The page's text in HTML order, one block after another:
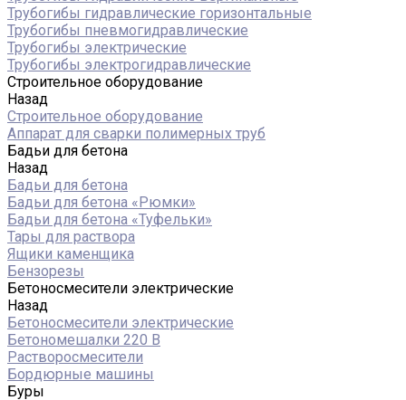
Трубогибы гидравлические горизонтальные
Трубогибы пневмогидравлические
Трубогибы электрические
Трубогибы электрогидравлические
Строительное оборудование
Назад
Строительное оборудование
Аппарат для сварки полимерных труб
Бадьи для бетона
Назад
Бадьи для бетона
Бадьи для бетона «Рюмки»
Бадьи для бетона «Туфельки»
Тары для раствора
Ящики каменщика
Бензорезы
Бетоносмесители электрические
Назад
Бетоносмесители электрические
Бетономешалки 220 В
Растворосмесители
Бордюрные машины
Буры